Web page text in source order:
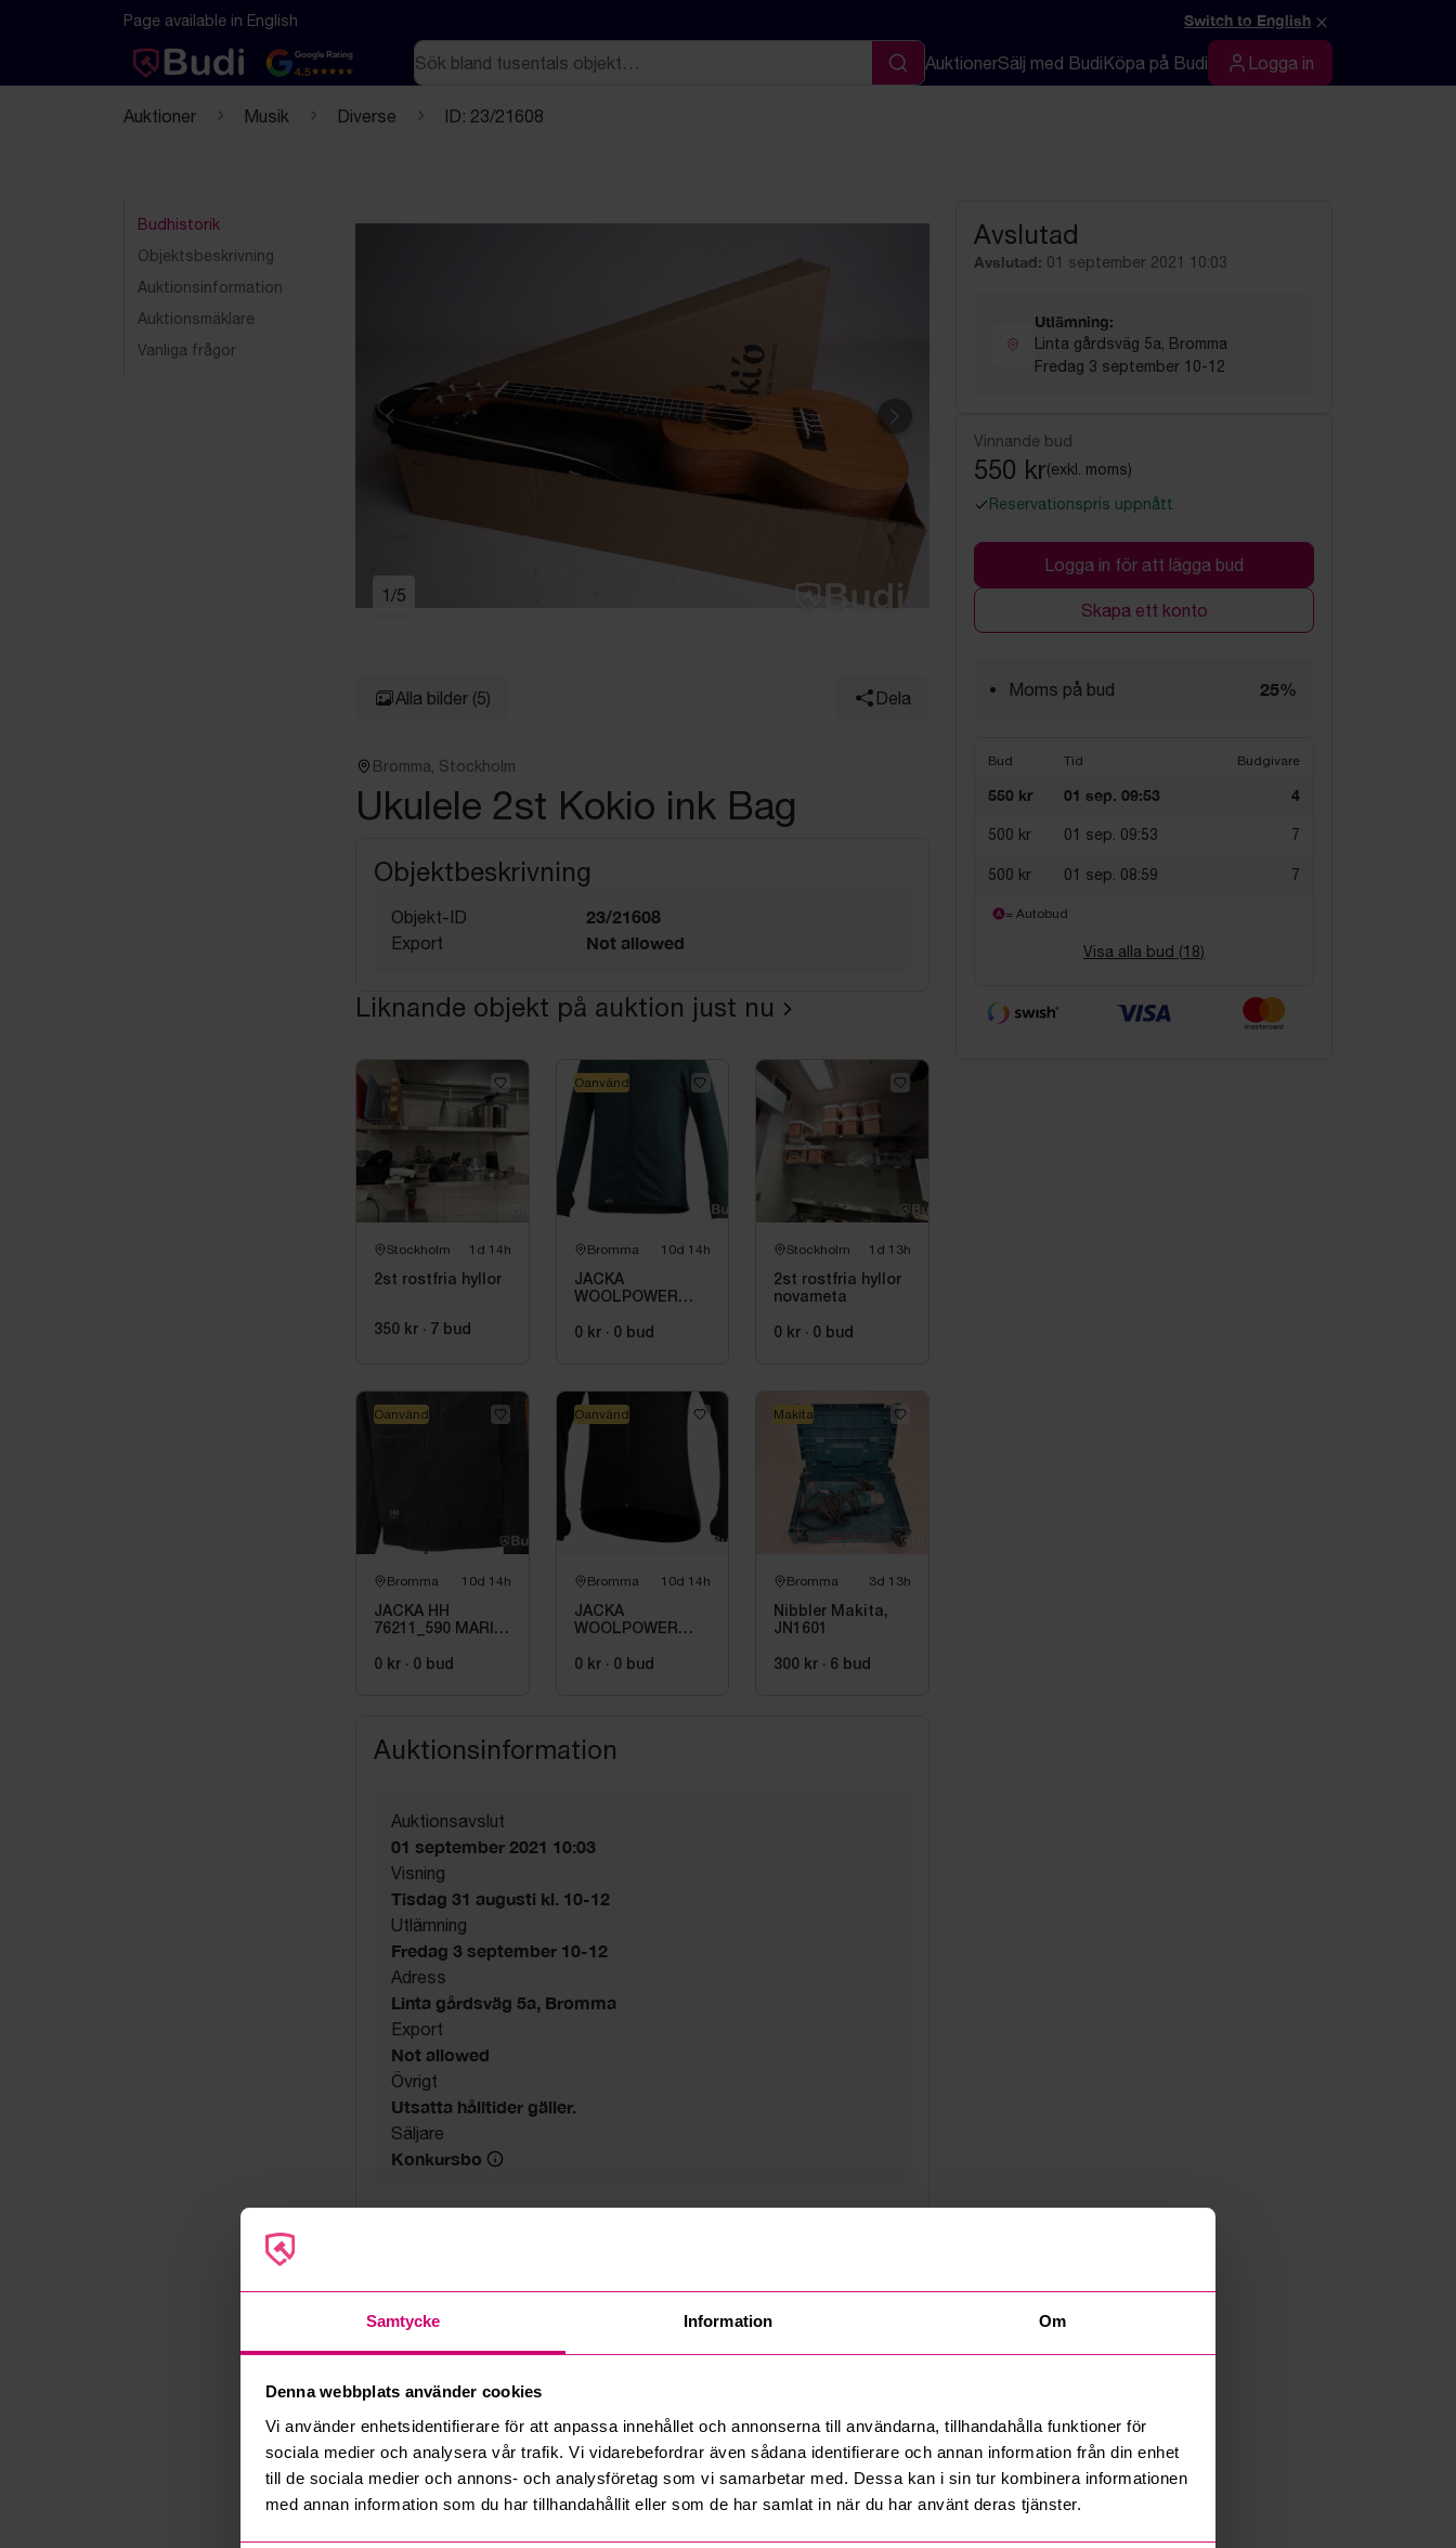
Samtycke Information Om
Denna webbplats använder cookies
Vi använder enhetsidentifierare för att anpassa innehållet och annonserna till användarna, tillhandahålla funktioner för
sociala medier och analysera vår trafik. Vi vidarebefordrar även sådana identifierare och annan information från din enhet
till de sociala medier och annons- och analysföretag som vi samarbetar med. Dessa kan i sin tur kombinera informationen
med annan information som du har tillhandahållit eller som de har samlat in när du har använt deras tjänster.
Hoppa till innehåll
Textbaserad (markdown) version av denna sida
Page available in English Switch to English ×
Google Rating
4.5
Sök
Sök
AuktionerSälj med BudiKöpa på Budi Logga in
Logga in
Auktioner Musik Diverse ID: 23/21608
Budhistorik
Objektsbeskrivning
Auktionsinformation
Auktionsmäklare
Vanliga frågor
Föregående Nästa
1 /5
Alla bilder (5) Dela
Bromma, Stockholm
Ukulele 2st Kokio ink Bag
Objektbeskrivning
Objekt-ID 23/21608
Export Not allowed
Liknande objekt på auktion just nu
Stockholm 1d 14h
2st rostfria hyllor
350 kr · 7 bud
Bromma 10d 14h
JACKA
WOOLPOWER
0 kr · 0 bud
Oanvänd
Stockholm 1d 13h
2st rostfria hyllor
novameta
0 kr · 0 bud
Bromma 10d 14h
JACKA HH
76211_590 MARIN,
L
0 kr · 0 bud
Oanvänd
Bromma 10d 14h
JACKA
WOOLPOWER
400GR. STL XS
0 kr · 0 bud
Oanvänd
Bromma 3d 13h
Nibbler Makita,
JN1601
300 kr · 6 bud
Makita
Auktionsinformation
Auktionsavslut
01 september 2021 10:03
Visning
Tisdag 31 augusti kl. 10-12
Utlämning
Fredag 3 september 10-12
Adress
Linta gårdsväg 5a, Bromma
Export
Not allowed
Övrigt
Utsatta hålltider gäller.
Säljare
Konkursbo
Avslutad
Avslutad: 01 september 2021 10:03
Utlämning:
Linta gårdsväg 5a, Bromma
Fredag 3 september 10-12
Vinnande bud
550 kr(exkl. moms)
Reservationspris uppnått
Logga in för att lägga bud
Skapa ett konto
Moms på bud 25%
Bud Tid Budgivare
550 kr 01 sep. 09:53 4
500 kr 01 sep. 09:53 7
500 kr 01 sep. 08:59 7
= Autobud
Visa alla bud (18)